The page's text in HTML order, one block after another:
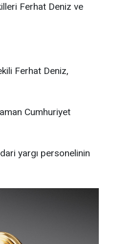
Ferhat Deniz ve
Ferhat Deniz,
Cumhuriyet
yargı personelinin